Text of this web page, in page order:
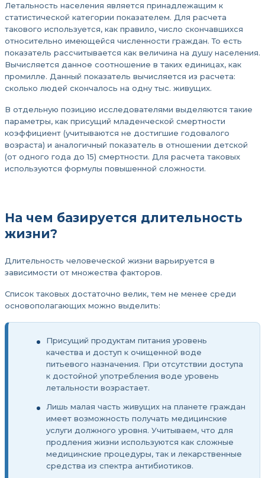
Летальность населения является принадлежащим к
статистической категории показателем. Для расчета
такового используется, как правило, число скончавшихся
относительно имеющейся численности граждан. То есть
показатель рассчитывается как величина на душу населения.
Вычисляется данное соотношение в таких единицах, как
промилле. Данный показатель вычисляется из расчета:
сколько людей скончалось на одну тыс. живущих.
В отдельную позицию исследователями выделяются такие
параметры, как присущий младенческой смертности
коэффициент (учитываются не достигшие годовалого
возраста) и аналогичный показатель в отношении детской
(от одного года до 15) смертности. Для расчета таковых
используются формулы повышенной сложности.
На чем базируется длительность
жизни?
Длительность человеческой жизни варьируется в
зависимости от множества факторов.
Список таковых достаточно велик, тем не менее среди
основополагающих можно выделить:
Присущий продуктам питания уровень
качества и доступ к очищенной воде
питьевого назначения. При отсутствии доступа
к достойной употребления воде уровень
летальности возрастает.
Лишь малая часть живущих на планете граждан
имеет возможность получать медицинские
услуги должного уровня. Учитываем, что для
продления жизни используются как сложные
медицинские процедуры, так и лекарственные
средства из спектра антибиотиков.